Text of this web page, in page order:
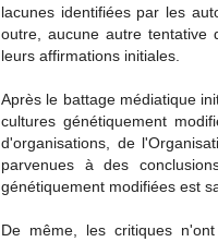
lacunes identifiées par les
outre, aucune autre
leurs affirmations initiales.
Après le battage médiatique
cultures génétiquement
d'organisations, de
parvenues à des
génétiquement modifiées est
De même, les critiques